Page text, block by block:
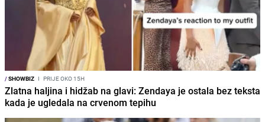
/SHOWBIZ I PRIJE OKO 15H
Zlatna haljina i hidžab na glavi: Zendaya je ostala bez teksta
kada je ugledala na crvenom tepihu